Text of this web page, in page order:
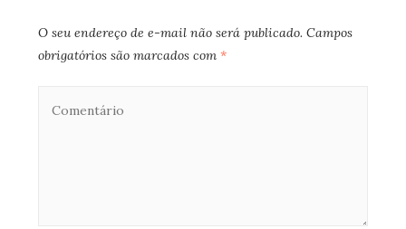
O seu endereço de e-mail não será publicado. Campos
obrigatórios são marcados com *